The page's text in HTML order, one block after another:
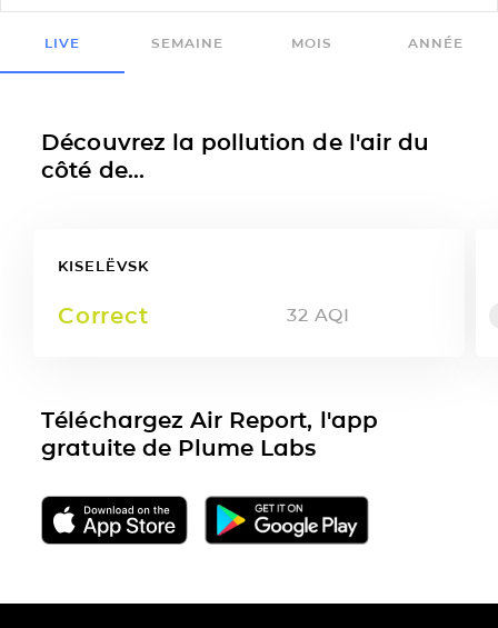
LIVE SEMAINE MOIS ANNÉE
Découvrez la pollution de l'air du
côté de...
KISELËVSK
Correct 32 AQI
Téléchargez Air Report, l'app
gratuite de Plume Labs